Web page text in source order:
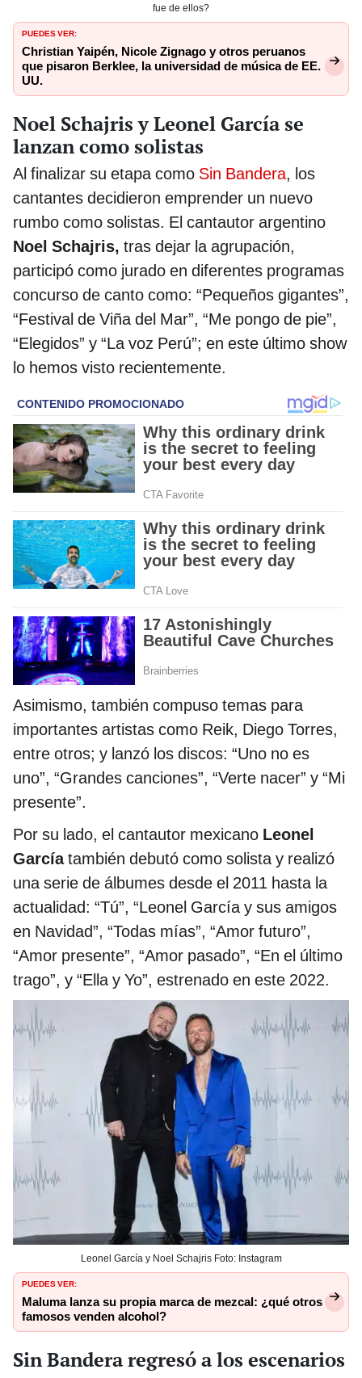
fue de ellos?
PUEDES VER:
Christian Yaipén, Nicole Zignago y otros peruanos
que pisaron Berklee, la universidad de música de EE.
UU.
Noel Schajris y Leonel García se
lanzan como solistas
Al finalizar su etapa como Sin Bandera, los
cantantes decidieron emprender un nuevo
rumbo como solistas. El cantautor argentino
Noel Schajris, tras dejar la agrupación,
participó como jurado en diferentes programas
concurso de canto como: “Pequeños gigantes”,
“Festival de Viña del Mar”, “Me pongo de pie”,
“Elegidos” y “La voz Perú”; en este último show
lo hemos visto recientemente.
Asimismo, también compuso temas para
importantes artistas como Reik, Diego Torres,
entre otros; y lanzó los discos: “Uno no es
uno”, “Grandes canciones”, “Verte nacer” y “Mi
presente”.
Por su lado, el cantautor mexicano Leonel
Garcíatambién debutó como solista y realizó
una serie de álbumes desde el 2011 hasta la
actualidad: “Tú”, “Leonel García y sus amigos
en Navidad”, “Todas mías”, “Amor futuro”,
“Amor presente”, “Amor pasado”, “En el último
trago”, y “Ella y Yo”, estrenado en este 2022.
Leonel García y Noel Schajris Foto: Instagram
PUEDES VER:
Maluma lanza su propia marca de mezcal: ¿qué otros
famosos venden alcohol?
Sin Bandera regresó a los escenarios